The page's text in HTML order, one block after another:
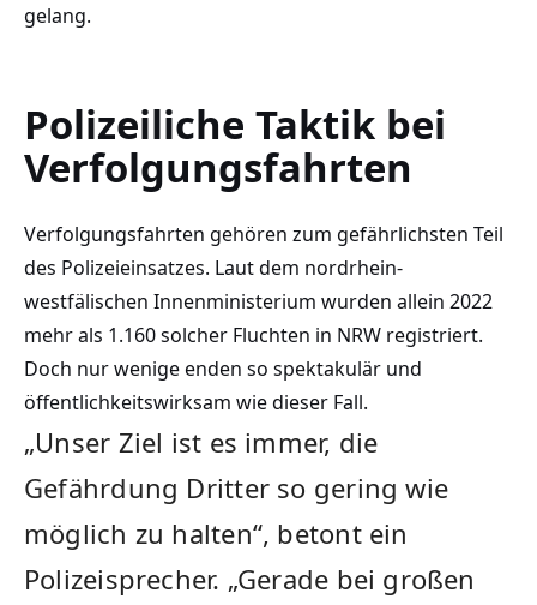
gelang.
Polizeiliche Taktik bei
Verfolgungsfahrten
Verfolgungsfahrten gehören zum gefährlichsten Teil
des Polizeieinsatzes. Laut dem nordrhein-
westfälischen Innenministerium wurden allein 2022
mehr als 1.160 solcher Fluchten in NRW registriert.
Doch nur wenige enden so spektakulär und
öffentlichkeitswirksam wie dieser Fall.
„Unser Ziel ist es immer, die
Gefährdung Dritter so gering wie
möglich zu halten“, betont ein
Polizeisprecher. „Gerade bei großen